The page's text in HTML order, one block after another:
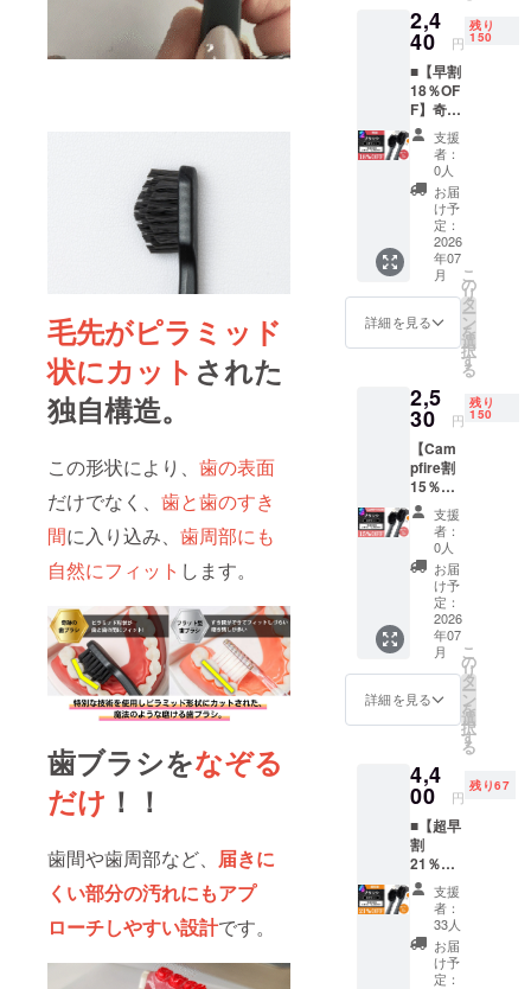
毛先がピラミッド
状にカット された
独自構造。
この形状により、 歯の表面
だけでなく、 歯と歯のすき
間に入り込み、 歯周部にも
自然にフィット します。
歯ブラシをなぞる
だけ ！！
歯間や歯周部など、 届きに
くい部分の汚れにもアプ
ローチしやすい設計です。
の
21%OF
F］ ※皆
様のご
支援に
より、
量産効
率が向
上した
場合、
正規販
売価格
が販売
予定価
格より
下がる
可能性
2,4
40 円
残り
150
■【早割
18％OF
F】奇跡
の歯ブ
ラシ
BIG（3
本セッ
ト） 1
本あた
りの定
価 993
円 ［一
般販売
予定価
格 3本
セット
の
18%OF
F］ ※皆
様のご
支援に
より、
量産効
率が向
上した
場合、
正規販
売価格
が販売
予定価
格より
下がる
可能性
支援
者：
0人
お届
け予
定：
2026
年07
月
詳細を見る
こ
の
リ
タ
ー
ン
を
選
択
す
る
2,5
30 円
残り
150
【Cam
pfire割
15％OF
F】奇跡
の歯ブ
ラシ
BIG（3
本セッ
ト）
■【Ca
mpfire
15％OF
F】奇跡
の歯ブ
ラシ
本） 1
本あた
りの定
価 993
円 ［一
般販売
予定価
格 3本
セット
2,980円
15%OF
支援
者：
0人
お届
け予
定：
2026
年07
月
詳細を見る
こ
の
リ
タ
ー
ン
を
選
択
す
る
4,4
00 円
残り67
■【超早
割
21％OF
F】奇跡
の歯ブ
ラシ
BIG（6
本） 1
本あた
支援
者：
33人
お届
け予
定：